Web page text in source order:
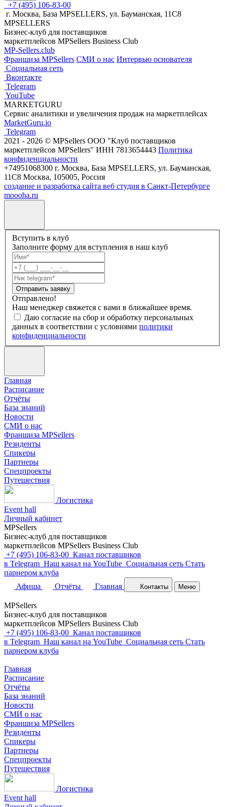
+7 (495) 106-83-00
г. Москва, База MPSELLERS, ул. Бауманская, 11С8
MPSELLERS
Бизнес-клуб для поставщиков
маркетплейсов MPSellers Business Club
MP-Sellers.club
Франшиза MPSellers СМИ о нас Интервью основателя
Cоциальная сеть
Вконтакте
Telegram
YouTube
MARKETGURU
Сервис аналитики и увеличения продаж на маркетплейсах
MarketGuru.io
Telegram
2021 - 2026 © MPSellers ООО "Клуб поставщиков
маркетплейсов MPSellers" ИНН 7813654443 Политика
конфиденциальности
+74951068300 г. Москва, База MPSELLERS, ул. Бауманская,
11С8 Москва, 105005, Россия
создание и разработка сайта веб студия в Санкт-Петербурге
moooha.ru
Вступить в клуб
Заполните форму для вступления в наш клуб
Отправить заявку
Отправлено!
Наш менеджер свяжется с вами в ближайшее время.
Даю согласие на сбор и обработку персональных
данных в соответствии с условиями политики
конфиденциальности
Главная
Расписание
Отчёты
База знаний
Новости
СМИ о нас
Франшиза MPSellers
Резиденты
Спикеры
Партнеры
Спецпроекты
Путешествия
Логистика
Event hall
Личный кабинет
MPSellers
Бизнес-клуб для поставщиков
маркетплейсов MPSellers Business Club
+7 (495) 106-83-00 Канал поставщиков
в Telegram Наш канал на YouTube Cоциальная сеть Стать
парнером клуба
Афиша
Отчёты Главная Контакты Меню
MPSellers
Бизнес-клуб для поставщиков
маркетплейсов MPSellers Business Club
+7 (495) 106-83-00 Канал поставщиков
в Telegram Наш канал на YouTube Cоциальная сеть Стать
парнером клуба
Главная
Расписание
Отчёты
База знаний
Новости
СМИ о нас
Франшиза MPSellers
Резиденты
Спикеры
Партнеры
Спецпроекты
Путешествия
Логистика
Event hall